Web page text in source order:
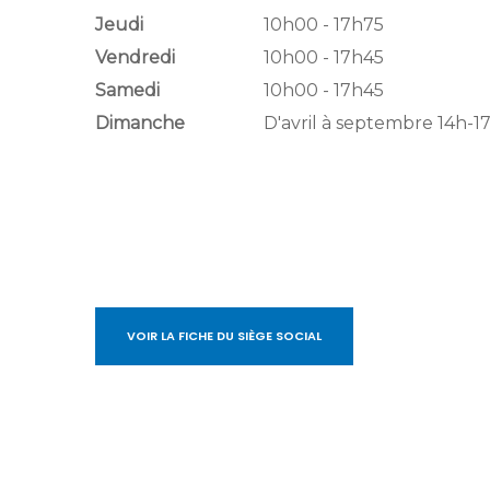
Jeudi
10h00 - 17h75
Vendredi
10h00 - 17h45
Samedi
10h00 - 17h45
Dimanche
D'avril à septembre 14h-
VOIR LA FICHE DU SIÈGE SOCIAL